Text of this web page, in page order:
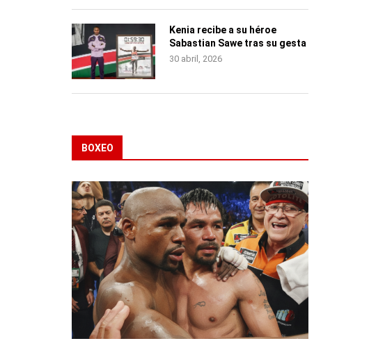
Kenia recibe a su héroe
Sabastian Sawe tras su gesta
30 abril, 2026
BOXEO